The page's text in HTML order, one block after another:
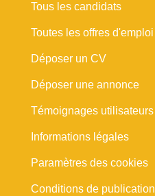
Tous les candidats
Toutes les offres d'emploi
Déposer un CV
Déposer une annonce
Témoignages utilisateurs
Informations légales
Paramètres des cookies
Conditions de publication